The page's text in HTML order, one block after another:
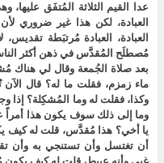
العبادة، لكن هذا غير ضروري
العبادة، العبادة مُرتبَطة
مُصطلَح المُقدَّس في ذهن أكثر
بعد صلاة الجُمعة وقال لي هناك
ماء زمزم، فقلت ما له؟ قال الآن
وكذا، فقلت له وما المُشكِلة؟ إذا
وما إلى ذلك سوف يكون هذا أمراً
يا أخي؟ هذا مُقدَّس، قلت له كيف
أن تغتسل وأن تستنجي به وأن